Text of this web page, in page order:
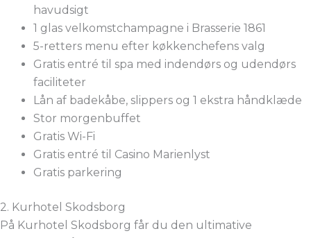
havudsigt
1 glas velkomstchampagne i Brasserie 1861
5-retters menu efter køkkenchefens valg
Gratis entré til spa med indendørs og udendørs
faciliteter
Lån af badekåbe, slippers og 1 ekstra håndklæde
Stor morgenbuffet
Gratis Wi-Fi
Gratis entré til Casino Marienlyst
Gratis parkering
2. Kurhotel Skodsborg
På Kurhotel Skodsborg får du den ultimative